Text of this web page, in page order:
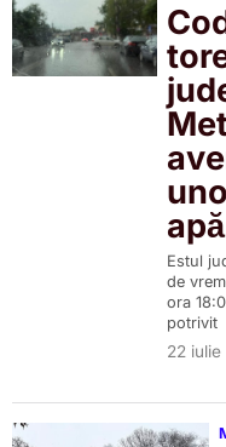
Estul
de
ora
potrivit
22